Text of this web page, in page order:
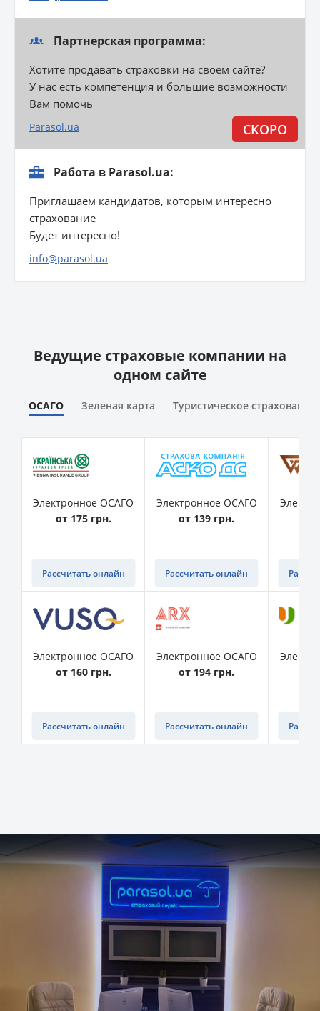
Партнерская программа:
Хотите продавать страховки на своем сайте?
У нас есть компетенция и большие возможности
Вам помочь
Parasol.ua
Работа в Parasol.ua:
Приглашаем кандидатов, которым интересно
страхование
Будет интересно!
info@parasol.ua
Ведущие страховые компании на
одном сайте
ОСАГО Зеленая карта Туристическое страхование
Электронное ОСАГО
от 175 грн.
Рассчитать онлайн
Электронное ОСАГО
от 139 грн.
Рассчитать онлайн
Электронное ОСАГО
от 160 грн.
Рассчитать онлайн
Электронное ОСАГО
от 194 грн.
Рассчитать онлайн